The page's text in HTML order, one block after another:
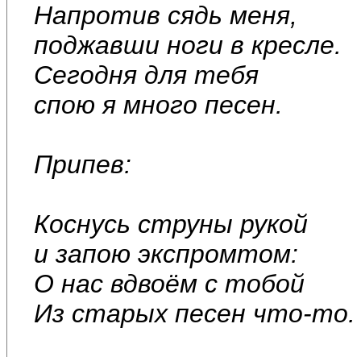
Напротив сядь меня,
поджавши ноги в кресле.
Сегодня для тебя
спою я много песен.
Припев:
Коснусь струны рукой
и запою экспромтом:
О нас вдвоём с тобой
Из старых песен что-то.